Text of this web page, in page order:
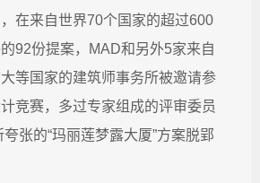
在来自世界70个国家的超过600
92份提案，MAD和另外5家来自
等国家的建筑师事务所被邀请参
竞赛，多过专家组成的评审委员
张的“玛丽莲梦露大厦”方案脱郢